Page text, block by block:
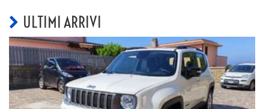
ULTIMI ARRIVI